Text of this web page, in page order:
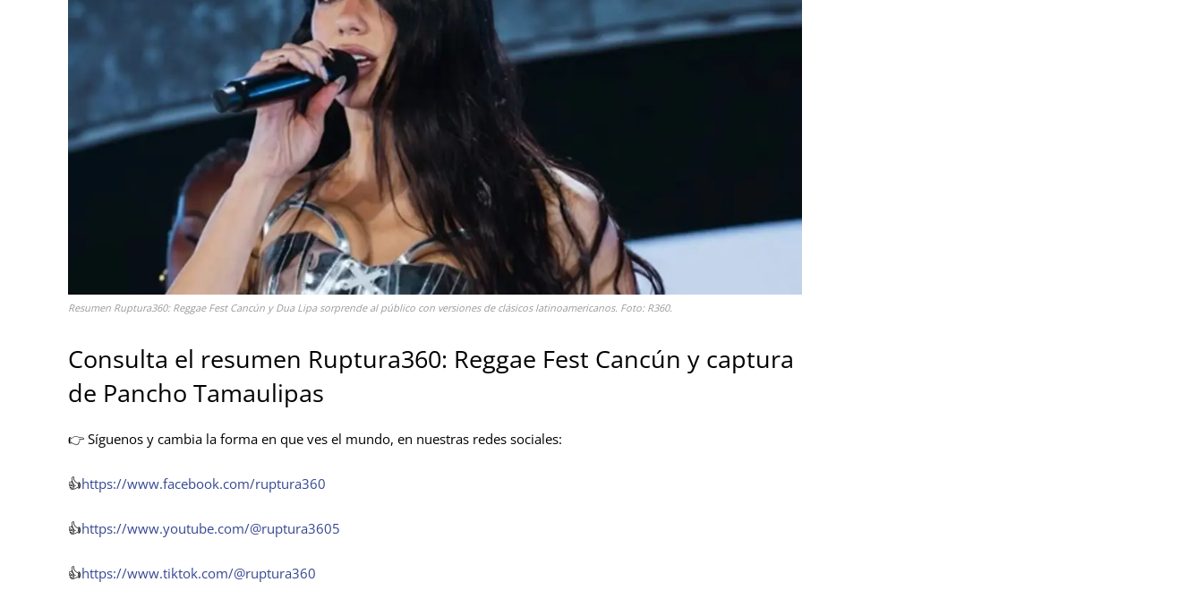
Resumen Ruptura360: Reggae Fest Cancún y Dua Lipa sorprende al público con versiones de clásicos latinoamericanos. Foto: R360.
Consulta el resumen Ruptura360: Reggae Fest Cancún y captura
de Pancho Tamaulipas
👉 Síguenos y cambia la forma en que ves el mundo, en nuestras redes sociales:
👍https://www.facebook.com/ruptura360
👍https://www.youtube.com/@ruptura3605
👍https://www.tiktok.com/@ruptura360